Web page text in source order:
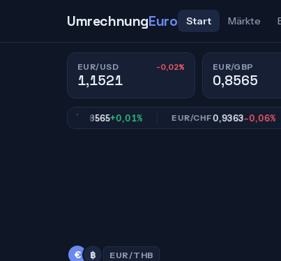
UmrechnungEuro Start Märkte
EUR/USD -0,02%
1,1521
EUR/GBP
0,8565
0,8565 +0,01% EUR/CHF0,9363-0,06%
€ ฿ EUR/THB